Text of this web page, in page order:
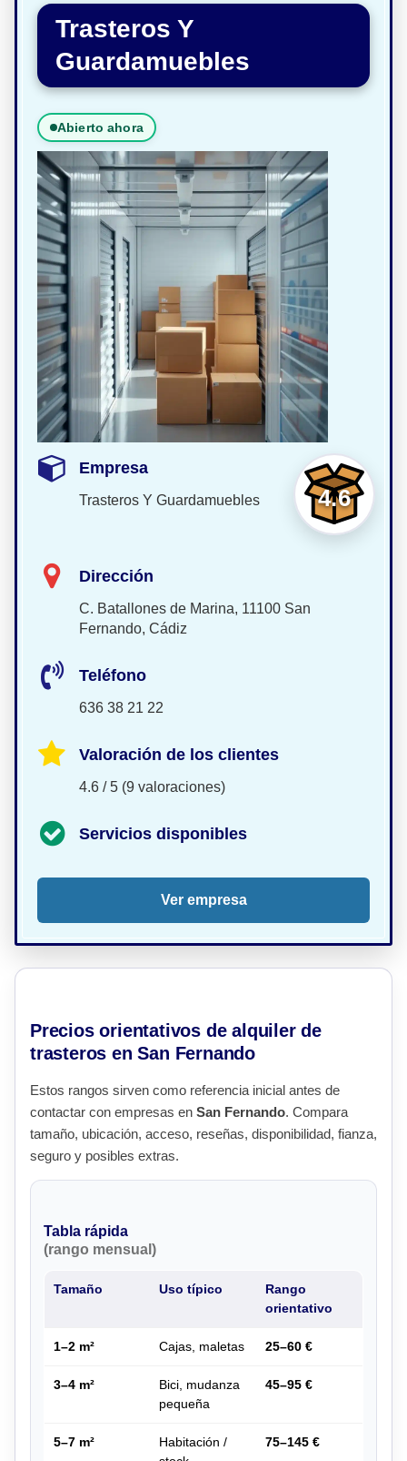
Trasteros Y
Guardamuebles
Abierto ahora
4.6
Empresa
Trasteros Y Guardamuebles
Dirección
C. Batallones de Marina, 11100 San
Fernando, Cádiz
Teléfono
636 38 21 22
Valoración de los clientes
4.6 / 5 (9 valoraciones)
Servicios disponibles
Ver empresa
Precios orientativos de alquiler de
trasteros en San Fernando
Estos rangos sirven como referencia inicial antes de
contactar con empresas en San Fernando. Compara
tamaño, ubicación, acceso, reseñas, disponibilidad, fianza,
seguro y posibles extras.
Tabla rápida
(rango mensual)
Tamaño Uso típico
Rango
orientativo
1–2 m² Cajas, maletas 25–60 €
3–4 m²
Bici, mudanza
pequeña
45–95 €
5–7 m²
Habitación /
75–145 €